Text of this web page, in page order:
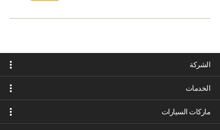
الشركة
الخدمات
ماركات السيارات